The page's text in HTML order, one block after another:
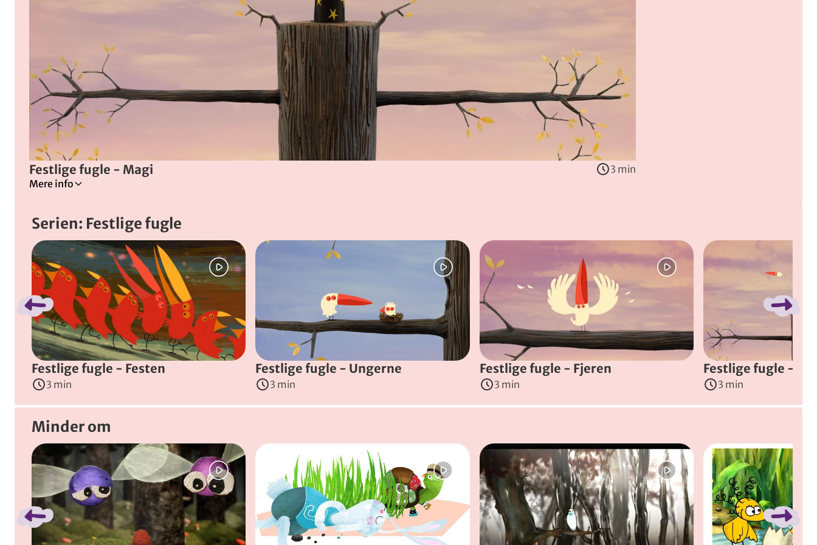
Festlige fugle - Magi
3 min
Mere info
Fugle
Forskellighed
Trylleri
De to små fugle bruger hver dag i træet. De har ofte konflikter, men bliver heldigvis lige så ofte gode venner igen. På toppen af træet dukker en tryllekunstners hat op,
Instruktør Alfredo Soderguit( Uruguay, Colombia, Argentina , 2021)
Serien: Festlige fugle
Spring bånd over
Festlige fugle - Festen
3 min
Festlige fugle - Ungerne
3 min
Festlige fugle - Fjeren
3 min
Festlige fugle -
3 min
Minder om
Spring bånd over